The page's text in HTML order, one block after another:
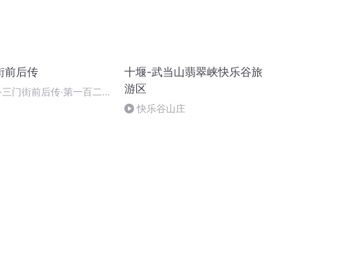
前后传
三门街前后传·第一百二
十堰-武当山翡翠峡快乐谷旅
游区
快乐谷山庄